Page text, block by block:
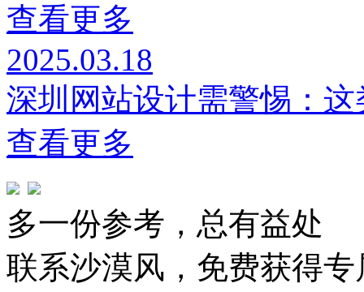
查看更多
2025.03.18
深圳网站设计需警惕：
查看更多
多一份参考，总有益处
联系沙漠风，免费获得